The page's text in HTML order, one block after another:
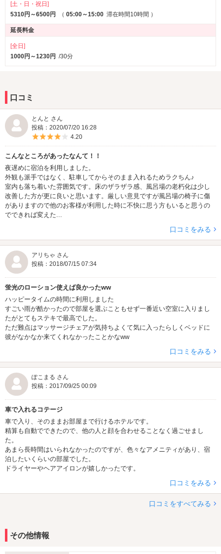
[土・日・祝日]
5310円～6500円
（ 05:00～15:00 滞在時間10時間 ）
延長料金
[全日]
1000円～1230円 /30分
口コミ
とんと さん
投稿：2020/07/20 16:28
5つ星のうち4
4.20
こんなところがあったなんて！！
夜遅めに宿泊を利用しました。
外観も派手ではなく、駐車してからそのまま入れるためラクちん♪
室内も落ち着いた雰囲気です。床のザラザラ感、風呂場の老朽化は少し
改善した方が更に良いと思います。厳しい意見ですが風呂場の椅子に傷
がありますので他のお客様が利用した時に不快に思う方もいると思うの
でできれば変えた...
口コミをみる
アリちゃ さん
投稿：2018/07/15 07:34
蛍光のローション使えば良かったww
ハッピータイムの時間に利用しました
すごい雨が酷かったので部屋を選ぶこともせず一番近い空室に入りまし
たがとてもステキで最高でした。
ただ難点はマッサージチェアが気持ちよくて気に入ったらしくベッドに
彼がなかなか来てくれなかったことかなww
口コミをみる
ぽこまる さん
投稿：2017/09/25 00:09
車で入れるコテージ
車で入り、そのままお部屋まで行けるホテルです。
精算も自動でできたので、他の人と顔を合わせることなく過ごせまし
た。
あまら長時間はいられなかったのですが、色々なアメニティがあり、宿
泊したいくらいの部屋でした。
ドライヤーやヘアアイロンが嬉しかったです。
口コミをみる
口コミをすべてみる
その他情報